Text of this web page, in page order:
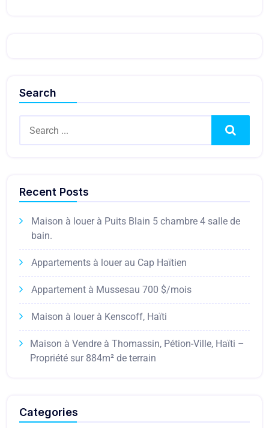
Search
Search
Recent Posts
Maison à louer à Puits Blain 5 chambre 4 salle de
bain.
Appartements à louer au Cap Haïtien
Appartement à Mussesau 700 $/mois
Maison à louer à Kenscoff, Haïti
Maison à Vendre à Thomassin, Pétion-Ville, Haïti –
Propriété sur 884m² de terrain
Categories